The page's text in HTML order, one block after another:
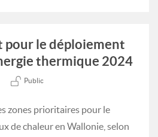
le déploiement
thermique 2024
Public
zones prioritaires pour le
de chaleur en Wallonie, selon